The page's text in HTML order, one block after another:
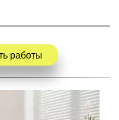
работы